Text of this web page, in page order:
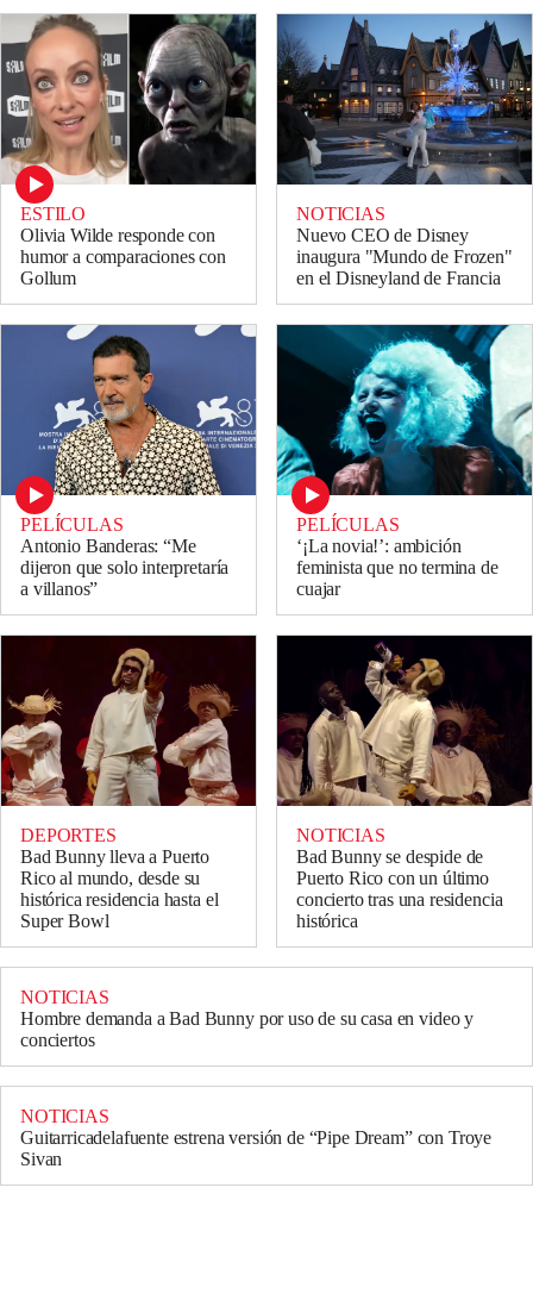
ESTILO
Olivia Wilde responde con
humor a comparaciones con
Gollum
NOTICIAS
Nuevo CEO de Disney
inaugura "Mundo de Frozen"
en el Disneyland de Francia
PELÍCULAS
Antonio Banderas: “Me
dijeron que solo interpretaría
a villanos”
PELÍCULAS
‘¡La novia!’: ambición
feminista que no termina de
cuajar
DEPORTES
Bad Bunny lleva a Puerto
Rico al mundo, desde su
histórica residencia hasta el
Super Bowl
NOTICIAS
Bad Bunny se despide de
Puerto Rico con un último
concierto tras una residencia
histórica
NOTICIAS
Hombre demanda a Bad Bunny por uso de su casa en video y
conciertos
NOTICIAS
Guitarricadelafuente estrena versión de “Pipe Dream” con Troye
Sivan